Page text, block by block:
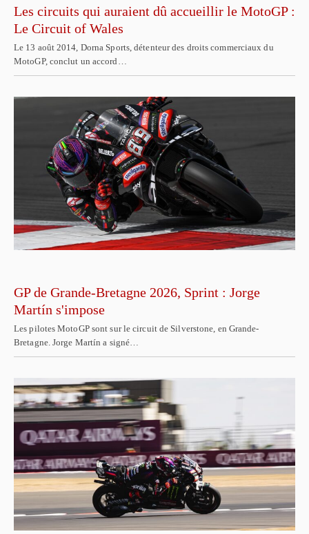
Les circuits qui auraient dû accueillir le MotoGP :
Le Circuit of Wales
Le 13 août 2014, Dorna Sports, détenteur des droits commerciaux du
MotoGP, conclut un accord…
GP de Grande-Bretagne 2026, Sprint : Jorge
Martín s'impose
Les pilotes MotoGP sont sur le circuit de Silverstone, en Grande-
Bretagne. Jorge Martín a signé…